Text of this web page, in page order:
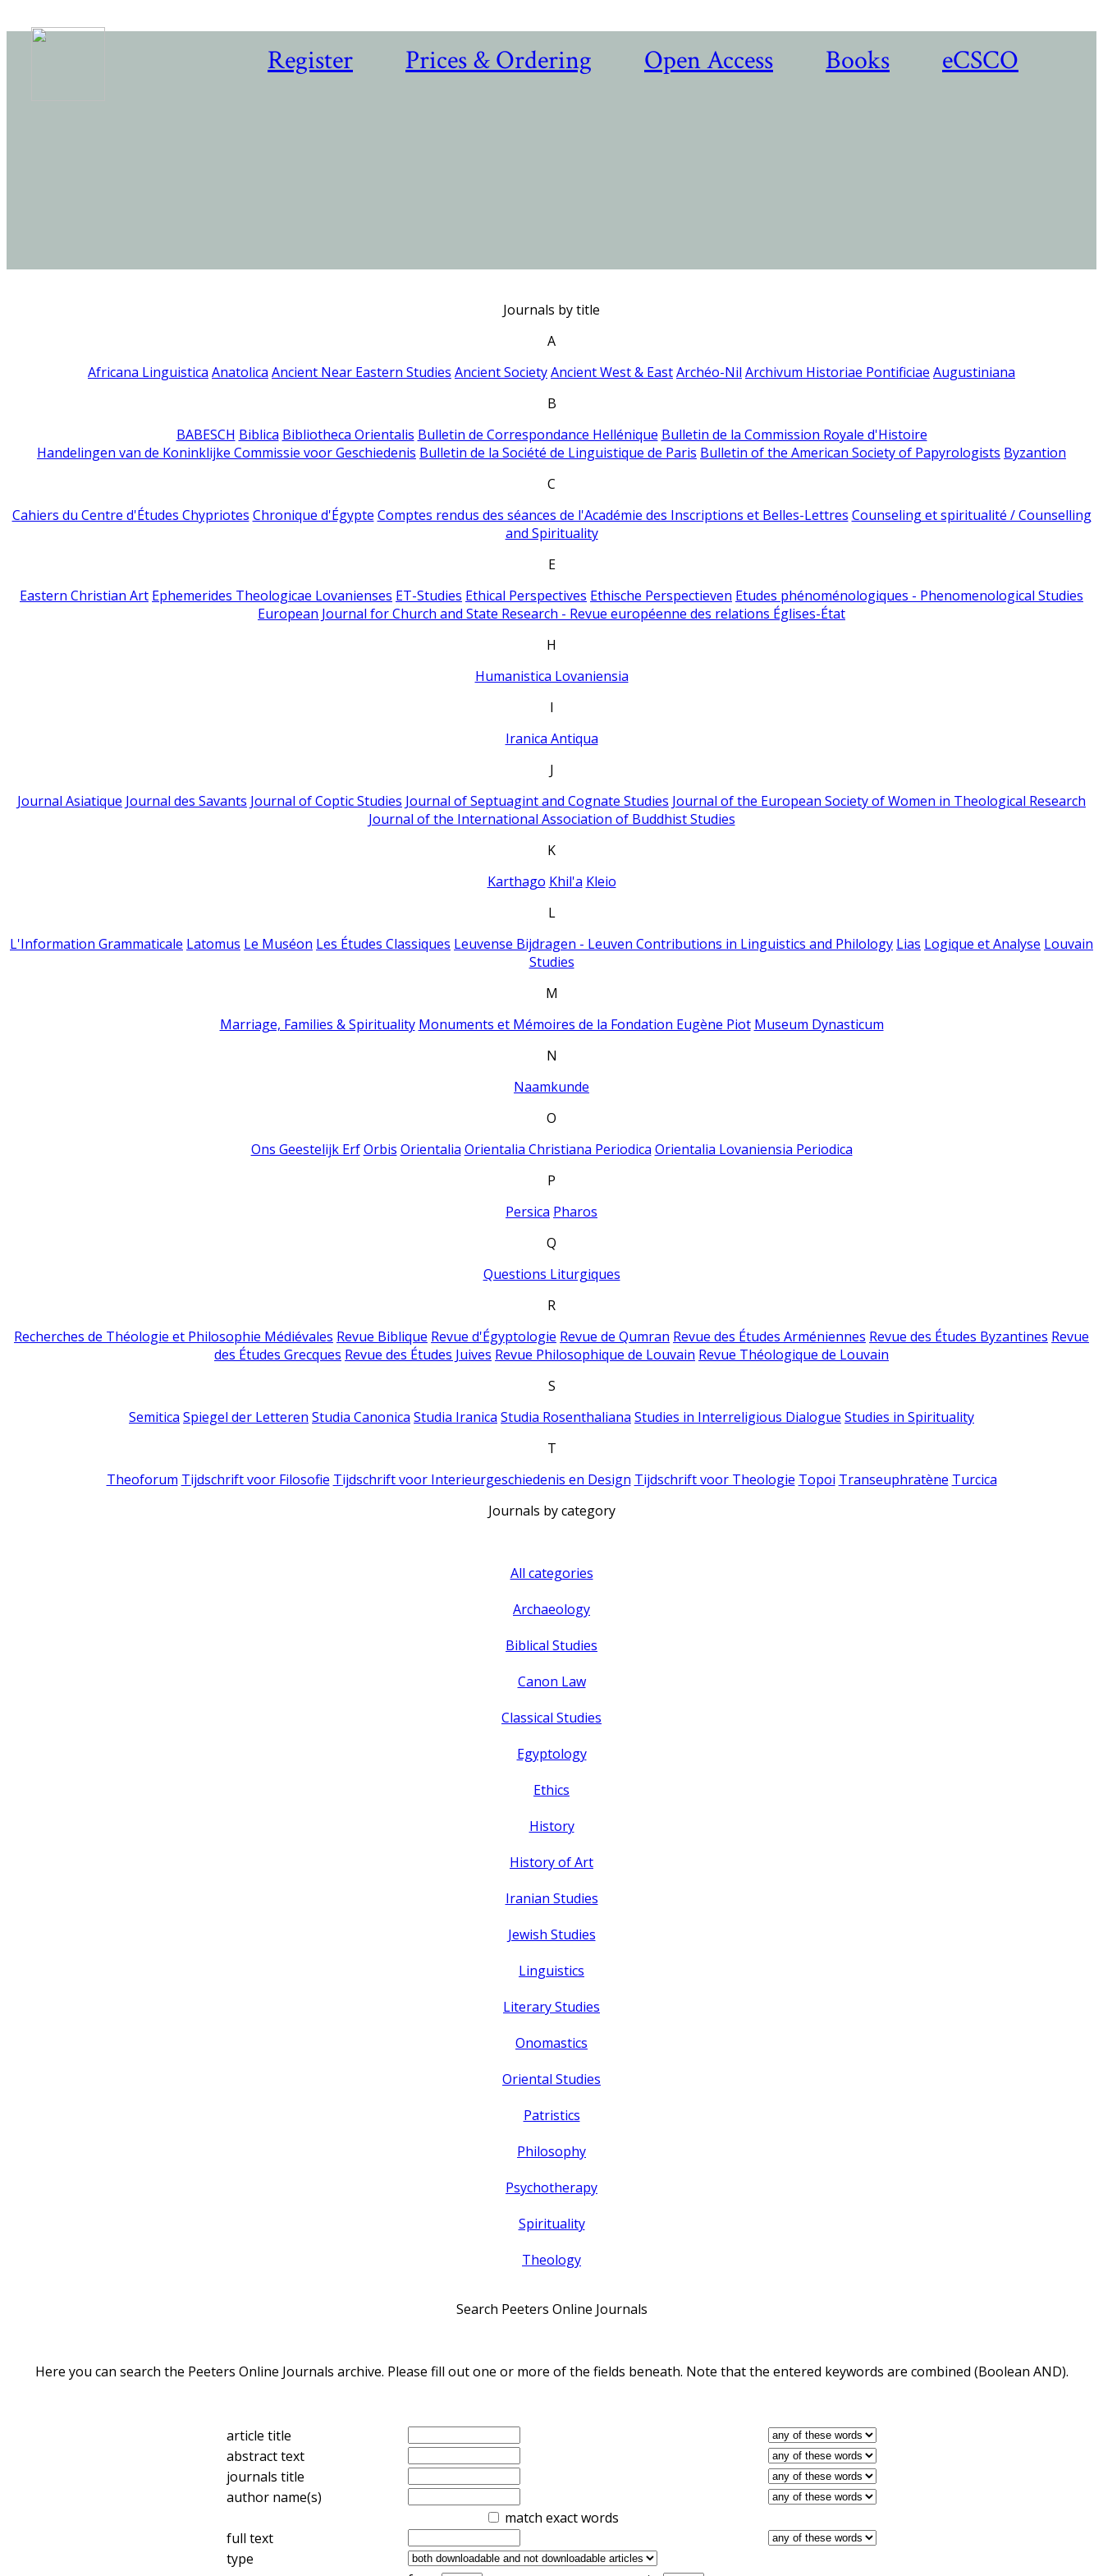
Register Prices & Ordering Open Access Books eCSCO
Journals by title
A
Africana Linguistica Anatolica Ancient Near Eastern Studies Ancient SocietyAncient West & EastArchéo-Nil Archivum Historiae Pontificiae Augustiniana
B
BABESCH Biblica Bibliotheca Orientalis Bulletin de Correspondance Hellénique Bulletin de la Commission Royale d'Histoire
Handelingen van de Koninklijke Commissie voor Geschiedenis Bulletin de la Société de Linguistique de Paris Bulletin of the American Society of Papyrologists Byzantion
C
Cahiers du Centre d'Études Chypriotes Chronique d'Égypte Comptes rendus des séances de l'Académie des Inscriptions et Belles-Lettres Counseling et spiritualité / Counselling
and Spirituality
E
Eastern Christian Art Ephemerides Theologicae Lovanienses ET-Studies Ethical Perspectives Ethische Perspectieven Etudes phénoménologiques - Phenomenological Studies
European Journal for Church and State Research - Revue européenne des relations Églises-État
H
Humanistica Lovaniensia
I
Iranica Antiqua
J
Journal Asiatique Journal des Savants Journal of Coptic Studies Journal of Septuagint and Cognate Studies Journal of the European Society of Women in Theological Research
Journal of the International Association of Buddhist Studies
K
Karthago Khil'a Kleio
L
L'Information Grammaticale Latomus Le Muséon Les Études Classiques Leuvense Bijdragen - Leuven Contributions in Linguistics and Philology Lias Logique et Analyse Louvain
Studies
M
Marriage, Families & Spirituality Monuments et Mémoires de la Fondation Eugène Piot Museum Dynasticum
N
Naamkunde
O
Ons Geestelijk Erf Orbis Orientalia Orientalia Christiana Periodica Orientalia Lovaniensia Periodica
P
Persica Pharos
Q
Questions Liturgiques
R
Recherches de Théologie et Philosophie Médiévales Revue Biblique Revue d'Égyptologie Revue de Qumran Revue des Études Arméniennes Revue des Études Byzantines Revue
des Études Grecques Revue des Études Juives Revue Philosophique de Louvain Revue Théologique de Louvain
S
Semitica Spiegel der Letteren Studia Canonica Studia Iranica Studia Rosenthaliana Studies in Interreligious Dialogue Studies in Spirituality
T
Theoforum Tijdschrift voor Filosofie Tijdschrift voor Interieurgeschiedenis en Design Tijdschrift voor Theologie Topoi Transeuphratène Turcica
Journals by category
All categories
Archaeology
Biblical Studies
Canon Law
Classical Studies
Egyptology
Ethics
History
History of Art
Iranian Studies
Jewish Studies
Linguistics
Literary Studies
Onomastics
Oriental Studies
Patristics
Philosophy
Psychotherapy
Spirituality
Theology
Search Peeters Online Journals
Here you can search the Peeters Online Journals archive. Please fill out one or more of the fields beneath. Note that the entered keywords are combined (Boolean AND).
article title
abstract text
journals title
author name(s)
match exact words
full text
type